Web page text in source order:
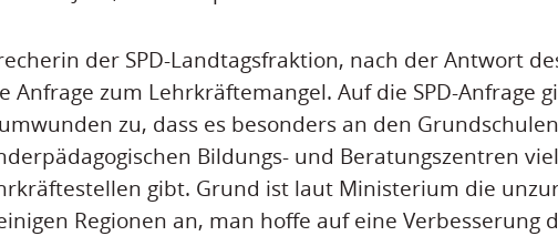
der SPD-Landtagsfraktion, nach der Antwort
Anfrage zum Lehrkräftemangel. Auf die SPD-Anfrage
zu, dass es besonders an den
Bildungs- und Beratungszentren
gibt. Grund ist laut Ministerium die
Regionen an, man hoffe auf eine Verbesserung